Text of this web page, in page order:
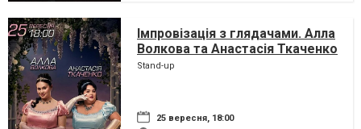
Імпровізація з глядачами. Алла
Волкова та Анастасія Ткаченко
Stand-up
25 вересня, 18:00